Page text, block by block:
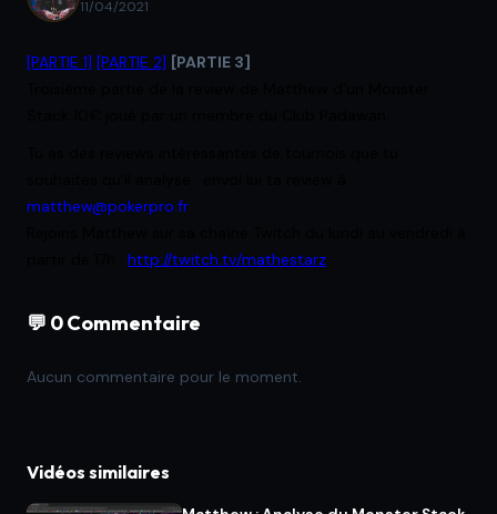
11/04/2021
[PARTIE 1] [PARTIE 2] [PARTIE 3]
matthew@pokerpro.fr
http://twitch.tv/mathestarz
💬 0 Commentaire
Aucun commentaire pour le moment.
Vidéos similaires